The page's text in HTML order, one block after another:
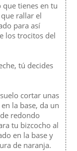
que tienes en tu
rallar el
para así
los trocitos del
tú decides
cortar unas
la base, da un
redondo
tu bizcocho al
en la base y
de naranja.